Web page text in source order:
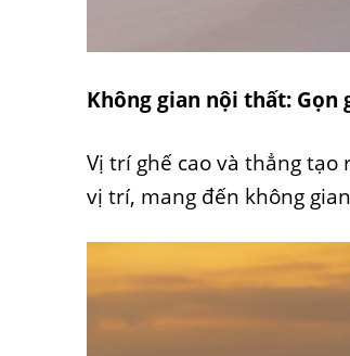
Không gian nội thất: Gọn
Vị trí ghế cao và thẳng
vị trí, mang đến không